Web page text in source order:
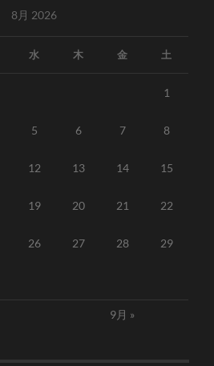
8月 2026
水 木 金 土
1
5 6 7 8
12 13 14 15
19 20 21 22
26 27 28 29
9月 »